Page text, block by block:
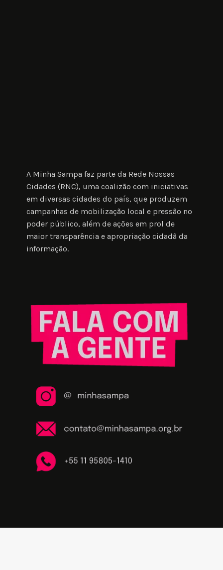
A Minha Sampa faz parte da Rede Nossas
Cidades (RNC), uma coalizão com iniciativas
em diversas cidades do país, que produzem
campanhas de mobilização local e pressão no
poder público, além de ações em prol de
informação.